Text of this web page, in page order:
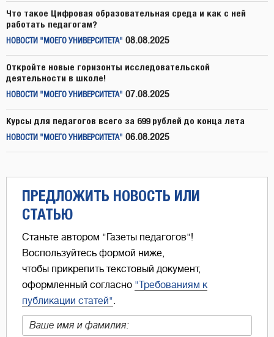
Что такое Цифровая образовательная среда и как с ней
работать педагогам?
НОВОСТИ "МОЕГО УНИВЕРСИТЕТА" 08.08.2025
Откройте новые горизонты исследовательской
деятельности в школе!
НОВОСТИ "МОЕГО УНИВЕРСИТЕТА" 07.08.2025
Курсы для педагогов всего за 699 рублей до конца лета
НОВОСТИ "МОЕГО УНИВЕРСИТЕТА" 06.08.2025
ПРЕДЛОЖИТЬ НОВОСТЬ ИЛИ
СТАТЬЮ
Станьте автором "Газеты педагогов"!
Воспользуйтесь формой ниже,
чтобы прикрепить текстовый документ,
оформленный согласно "Требованиям к
публикации статей"